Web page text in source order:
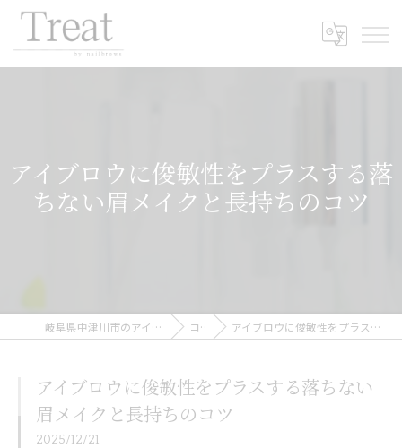
アイブロウに俊敏性をプラスする落
ちない眉メイクと長持ちのコツ
岐阜県中津川市のアイブロウならTreat by nailbrows コラム アイブロウに俊敏性をプラスする落ちない眉メイクと長持ちのコツ
アイブロウに俊敏性をプラスする落ちない
眉メイクと長持ちのコツ
2025/12/21